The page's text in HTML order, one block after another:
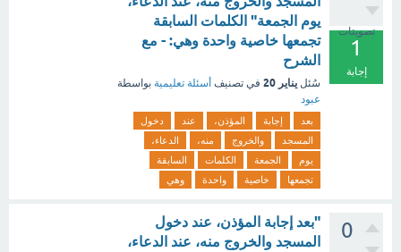
تصويتات
1
إجابة
يوم الجمعة" الكلمات السابقة
تجمعها خاصية واحدة وهي: - مع
الشرح
سُئل يناير 20 في تصنيف أسئلة تعليمية بواسطة
عبود
بعد إجابة المؤذن، عند
دخول
المسجد
والخروج منه،
الدعاء،
يوم
الجمعة الكلمات
السابقة
تجمعها
خاصية واحدة وهي
0
"بعد إجابة المؤذن، عند دخول
المسجد والخروج منه، عند الدعاء،